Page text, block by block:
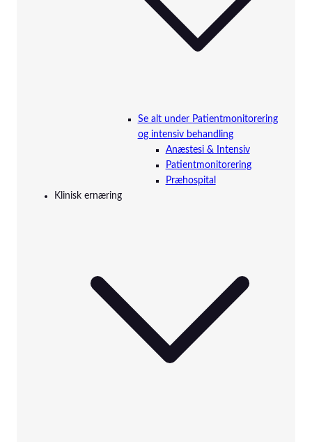
Se alt under Patientmonitorering
og intensiv behandling
Anæstesi & Intensiv
Patientmonitorering
Præhospital
Klinisk ernæring